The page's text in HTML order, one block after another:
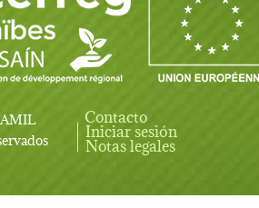
User account menu
Contacto
Iniciar sesión
Notas legales